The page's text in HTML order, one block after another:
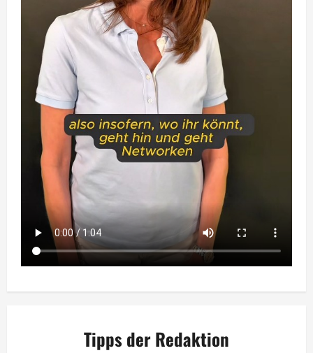
Tipps der Redaktion